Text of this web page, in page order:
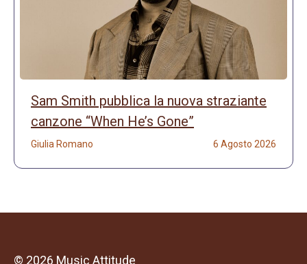
Sam Smith pubblica la nuova straziante
canzone “When He’s Gone”
Giulia Romano 6 Agosto 2026
© 2026 Music Attitude